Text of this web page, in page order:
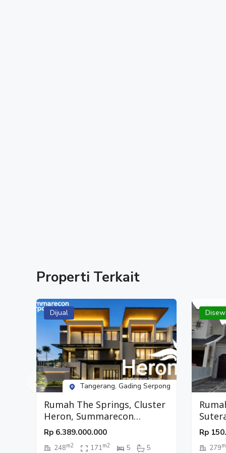
Properti Terkait
Dijual
Tangerang, Gading Serpong
Rumah The Springs, Cluster
Heron, Summarecon
Serpong, Tangerang
Rp 6.389.000.000
248m2 171m2 5 5
Rp
279